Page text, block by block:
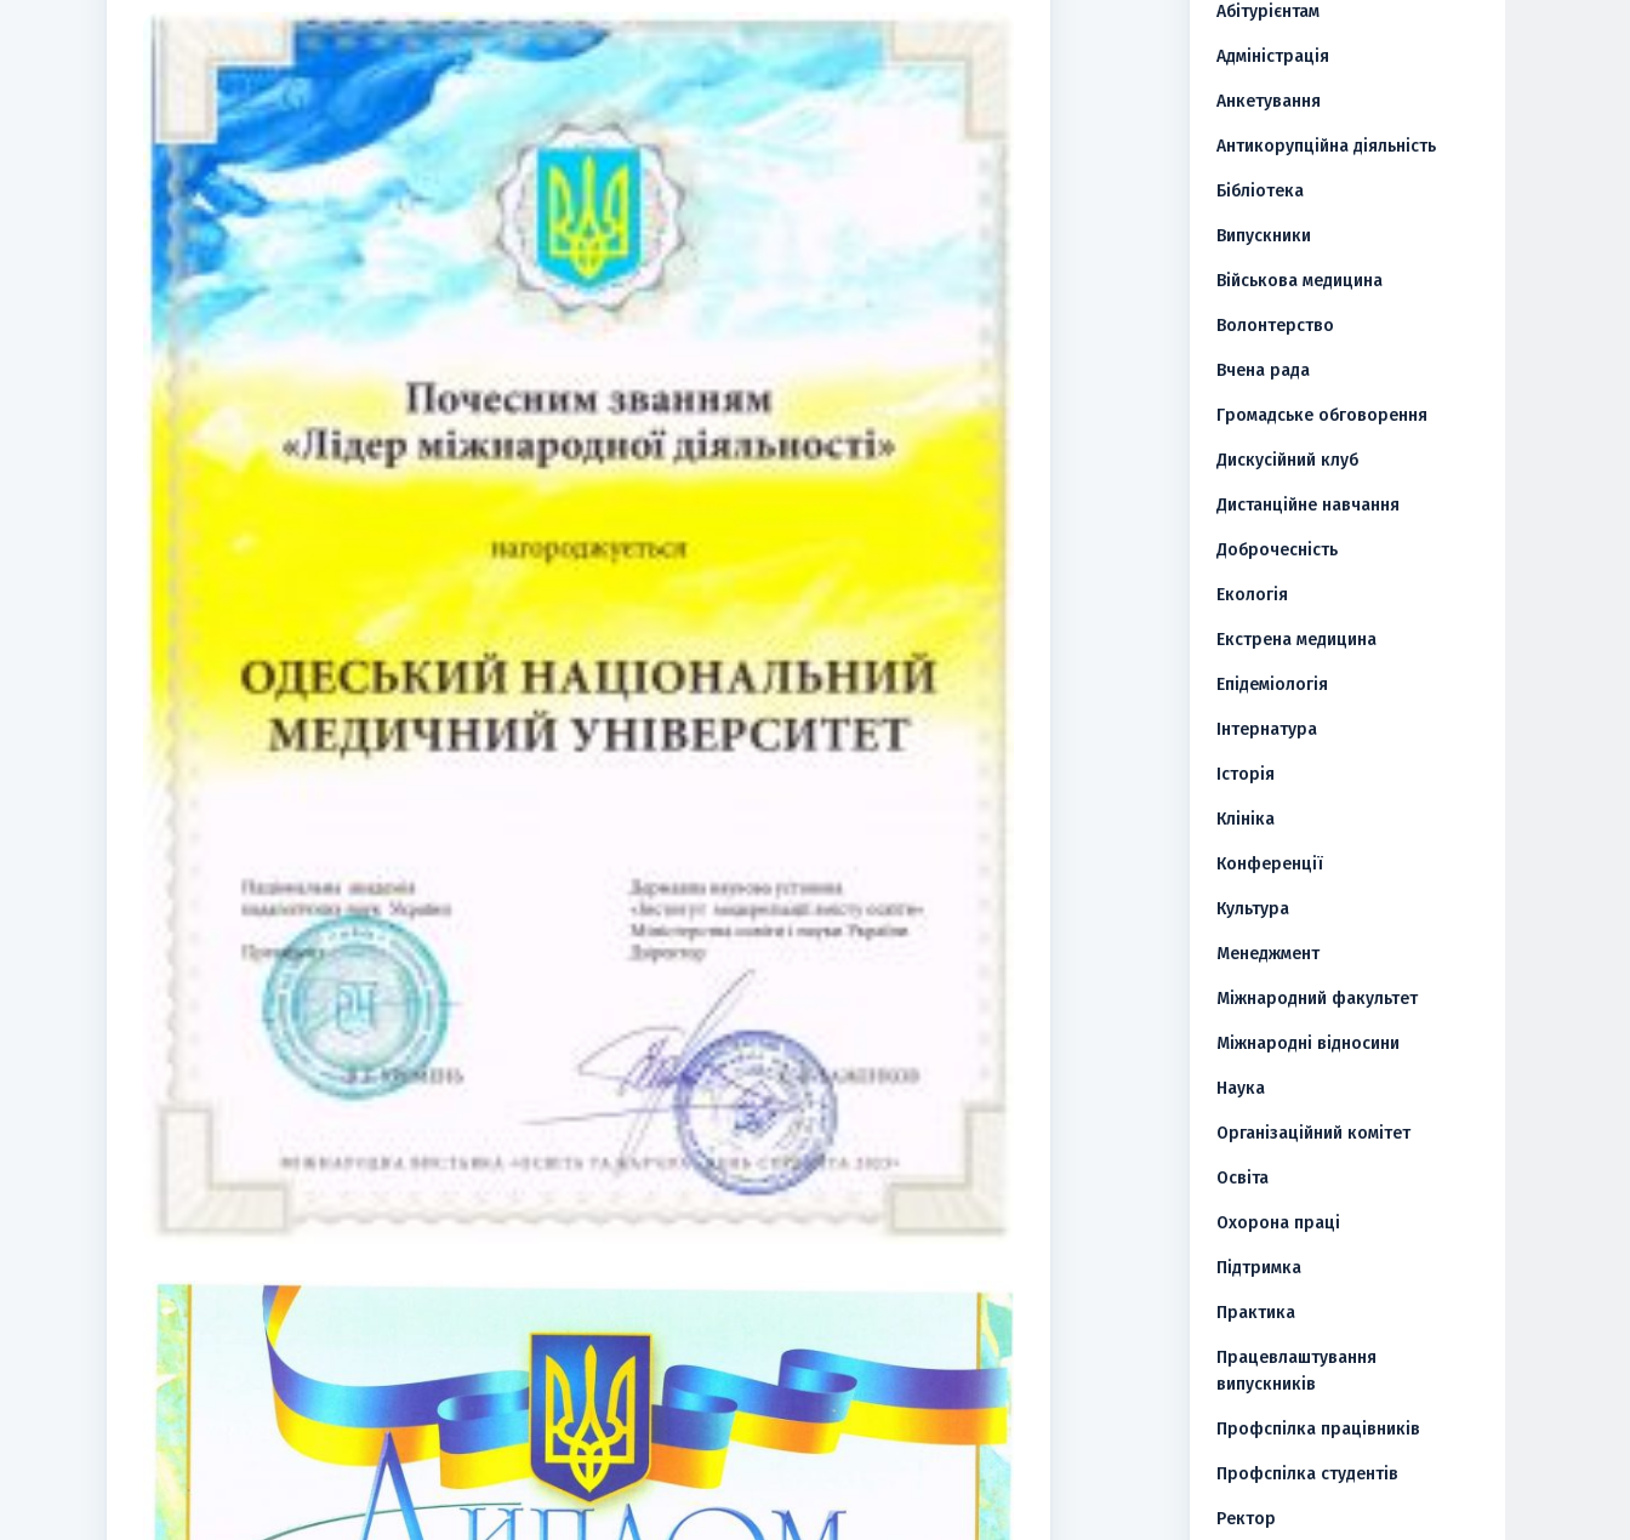
Абітурієнтам
Адміністрація
Анкетування
Антикорупційна діяльність
Бібліотека
Випускники
Військова медицина
Волонтерство
Вчена рада
Громадське обговорення
Дискусійний клуб
Дистанційне навчання
Доброчесність
Екологія
Екстрена медицина
Епідеміологія
Інтернатура
Історія
Клініка
Конференції
Культура
Менеджмент
Міжнародний факультет
Міжнародні відносини
Наука
Організаційний комітет
Освіта
Охорона праці
Підтримка
Практика
Працевлаштування
випускників
Профспілка працівників
Профспілка студентів
Ректор